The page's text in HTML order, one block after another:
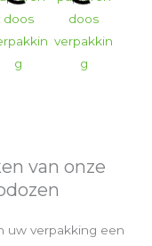
van onze
uw verpakking een